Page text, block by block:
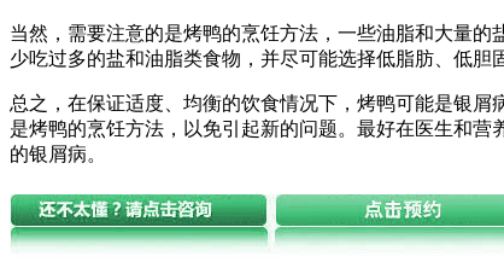
当然，需要注意的是烤鸭的烹饪方法，一些油脂和大量
少吃过多的盐和油脂类食物，并尽可能选择低脂肪、低胆
总之，在保证适度、均衡的饮食情况下，烤鸭可能是银屑
是烤鸭的烹饪方法，以免引起新的问题。最好在医生和营
的银屑病。